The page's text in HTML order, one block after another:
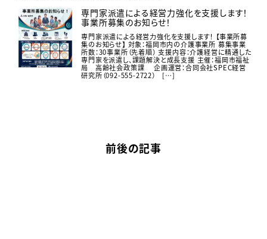
専門家派遣による経営力強化を支援します！
事業所募集のお知らせ！
専門家派遣による経営力強化を支援します！ 【事業所募
集のお知らせ】 対象：福岡市内の介護事業所 募集事業
所数：30事業所（先着順） 支援内容：介護経営に精通した
専門家を派遣し、課題解決と成長支援 主催：福岡市福祉
局 高齢社会政策課 企画運営：合同会社SPEC経営
研究所（092-555-2722） […]
前後の記事